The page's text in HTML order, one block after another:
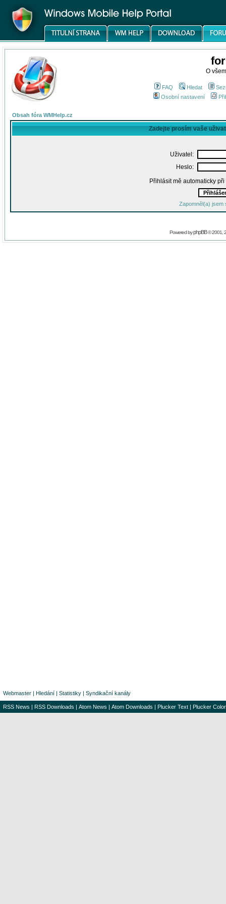
O
FAQ Hledat
Osobní nastavení
Obsah fóra WMHelp.cz
Zadejte prosím vaše
Uživatel:
Heslo:
Přihlásit mě automaticky
Zapomněl(a) jsem
Powered byphpBB© 2001,
Webmaster | Hledání | Statistiky | Syndikační kanály
RSS News | RSS Downloads | Atom News | Atom Downloads | Plucker Text | Plucker Color